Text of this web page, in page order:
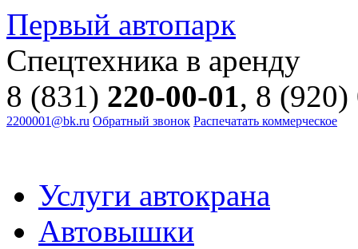
Первый автопарк
Спецтехника в аренду
8 (831) 220-00-01, 8 (920)
2200001@bk.ru Обратный звонок Распечатать коммерческое
Услуги автокрана
Автовышки